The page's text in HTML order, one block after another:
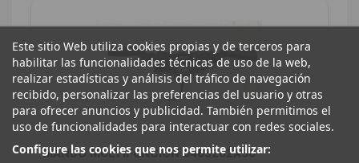
MANDO MULTIFUNCION 8465202A30
Este sitio Web utiliza cookies propias y de terceros para
habilitar las funcionalidades técnicas de uso de la web,
realizar estadísticas y análisis del tráfico de navegación
recibido, personalizar las preferencias del usuario y otras
para ofrecer anuncios y publicidad. También permitimos el
uso de funcionalidades para interactuar con redes sociales.
Configure las cookies que nos permite utilizar: